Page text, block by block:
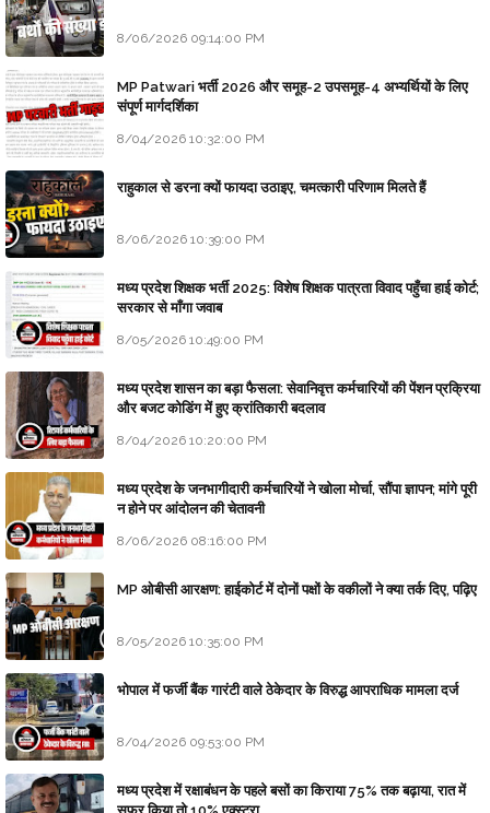
8/06/2026 09:14:00 PM
MP Patwari भर्ती 2026 और समूह-2 उपसमूह-4 अभ्यर्थियों के लिए
संपूर्ण मार्गदर्शिका
8/04/2026 10:32:00 PM
राहुकाल से डरना क्यों फायदा उठाइए, चमत्कारी परिणाम मिलते हैं
8/06/2026 10:39:00 PM
मध्य प्रदेश शिक्षक भर्ती 2025: विशेष शिक्षक पात्रता विवाद पहुँचा हाई कोर्ट;
सरकार से माँगा जवाब
8/05/2026 10:49:00 PM
मध्य प्रदेश शासन का बड़ा फैसला: सेवानिवृत्त कर्मचारियों की पेंशन प्रक्रिया
और बजट कोडिंग में हुए क्रांतिकारी बदलाव
8/04/2026 10:20:00 PM
मध्य प्रदेश के जनभागीदारी कर्मचारियों ने खोला मोर्चा, सौंपा ज्ञापन; मांगे पूरी
न होने पर आंदोलन की चेतावनी
8/06/2026 08:16:00 PM
MP ओबीसी आरक्षण: हाईकोर्ट में दोनों पक्षों के वकीलों ने क्या तर्क दिए, पढ़िए
8/05/2026 10:35:00 PM
भोपाल में फर्जी बैंक गारंटी वाले ठेकेदार के विरुद्ध आपराधिक मामला दर्ज
8/04/2026 09:53:00 PM
मध्य प्रदेश में रक्षाबंधन के पहले बसों का किराया 75% तक बढ़ाया, रात में